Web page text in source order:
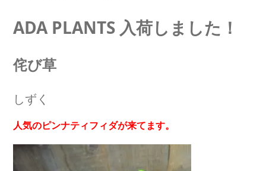
ADA PLANTS 入荷しました！
侘び草
しずく
人気のピンナティフィダが来てます。